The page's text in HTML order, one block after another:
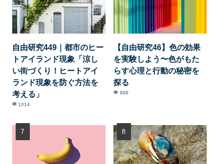
自由研究449｜都市のヒー
トアイランド現象「涼し
い街づくり！ヒートアイ
ランド現象を防ぐ方法を
考える」
1014
【自由研究46】色の効果
を実験しよう〜色がもた
らす心理と行動の秘密を
探る
998